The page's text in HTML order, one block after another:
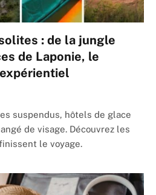
: de la jungle
de Laponie, le
suspendus, hôtels de glace
de visage. Découvrez les
le voyage.